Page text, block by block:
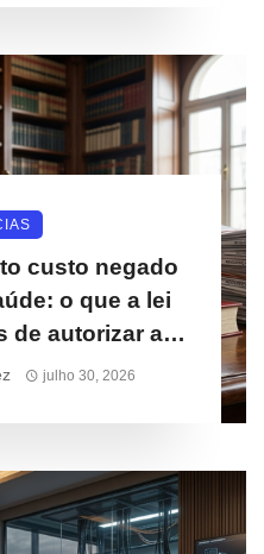
custo negado
o que a lei
de autorizar a
julho 30, 2026